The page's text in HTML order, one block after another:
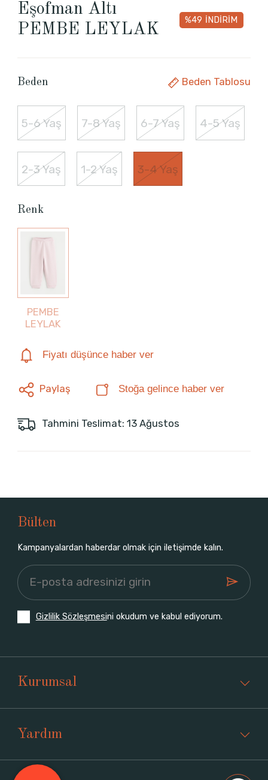
Eşofman Altı
PEMBE LEYLAK
%49 İNDİRİM
Beden Beden Tablosu
5-6 Yaş 7-8 Yaş 6-7 Yaş 4-5 Yaş
2-3 Yaş 1-2 Yaş 3-4 Yaş
Renk
PEMBE
LEYLAK
Fiyatı düşünce haber ver
Paylaş Stoğa gelince haber ver
Tahmini Teslimat: 13 Ağustos
Bülten
Kampanyalardan haberdar olmak için iletişimde kalın.
Gizlilik Sözleşmesini okudum ve kabul ediyorum.
Kurumsal
Yardım